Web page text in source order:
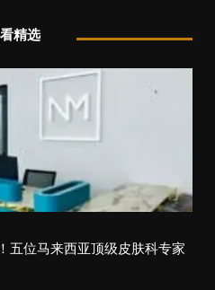
精选
五位马来西亚顶级皮肤科专家